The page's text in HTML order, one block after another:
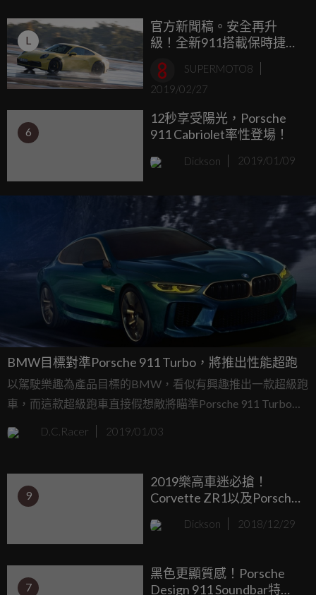
獲近500張訂單。全新Porsche Taycan首批新車預計於2020年
開始交車給台灣顧客，體驗最純粹的Porsche E-Performance
新世代動力科技。
L
官方新聞稿。安全再升
級！全新911搭載保時捷濕
地模式
SUPERMOTO8
2019/02/27
6
12秒享受陽光，Porsche
911 Cabriolet率性登場！
Dickson 2019/01/09
BMW目標對準Porsche 911 Turbo，將推出性能超跑
以駕駛樂趣為產品目標的BMW，看似有興趣推出一款超級跑
車，而這款超級跑車直接假想敵將瞄準Porsche 911 Turbo與
McLaren 570S等性能指標。而部分車迷朋友認為會是i8的接
替車款，但據消息指出，原廠尚未對於它是接替誰又或者它
超級跑車。
D.C.Racer 2019/01/03
9
2019樂高車迷必搶！
Corvette ZR1以及Porsche
Dickson 2018/12/29
7
黑色更顯質感！Porsche
Design 911 Soundbar特仕